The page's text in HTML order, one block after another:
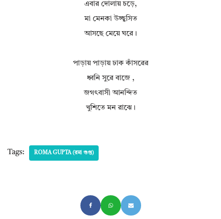
এবার দোলায় চড়ে,
মা মেনকা উচ্ছ্বসিত
আসছে মেয়ে ঘরে।
পাড়ায় পাড়ায় ঢাক কাঁসরের
ধ্বনি সুরে বাজে ,
জগৎবাসী আনন্দিত
খুশিতে মন রাঝে।
Tags: ROMA GUPTA (রমা গুপ্ত)